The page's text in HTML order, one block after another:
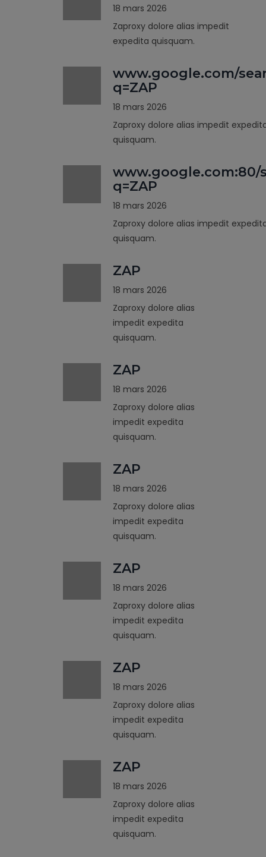
18 mars 2026
Zaproxy dolore alias impedit
expedita quisquam.
www.google.com/
q=ZAP
18 mars 2026
Zaproxy dolore alias impedit
quisquam.
www.google.com:80/
q=ZAP
18 mars 2026
Zaproxy dolore alias impedit
quisquam.
ZAP
18 mars 2026
Zaproxy dolore alias
impedit expedita
quisquam.
ZAP
18 mars 2026
Zaproxy dolore alias
impedit expedita
quisquam.
ZAP
18 mars 2026
Zaproxy dolore alias
impedit expedita
quisquam.
ZAP
18 mars 2026
Zaproxy dolore alias
impedit expedita
quisquam.
ZAP
18 mars 2026
Zaproxy dolore alias
impedit expedita
quisquam.
ZAP
18 mars 2026
Zaproxy dolore alias
impedit expedita
quisquam.